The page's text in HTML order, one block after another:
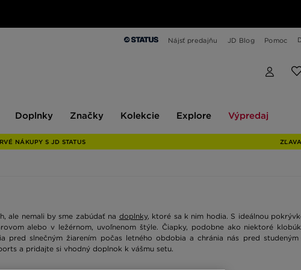
Nájsť predajňu JD Blog Pomoc
Doplnky Značky Kolekcie Explore Výpredaj
NÁKUPY S JD STATUS
ale nemali by sme zabúdať na doplnky, ktoré sa k nim hodia. S ideálnou
alebo v ležérnom, uvoľnenom štýle. Čiapky, podobne ako niektoré
slnečným žiarením počas letného obdobia a chránia nás pred
a pridajte si vhodný doplnok k vášmu setu.